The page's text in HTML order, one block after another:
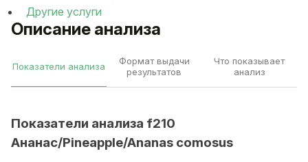
Описание анализа
Показатели анализа
Формат выдачи
результатов
Что показывает
анализ
Показатели анализа f210
Ананас/Pineapple/Ananas comosus
Другие услуги